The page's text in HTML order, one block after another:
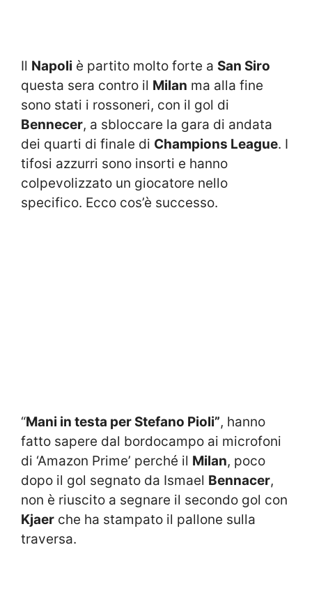
Il Napoli è partito molto forte a San Siro
questa sera contro il Milan ma alla fine
sono stati i rossoneri, con il gol di
Bennecer, a sbloccare la gara di andata
dei quarti di finale di Champions League. I
tifosi azzurri sono insorti e hanno
colpevolizzato un giocatore nello
specifico. Ecco cos’è successo.
“Mani in testa per Stefano Pioli”, hanno
fatto sapere dal bordocampo ai microfoni
di ‘Amazon Prime’ perché il Milan, poco
dopo il gol segnato da Ismael Bennacer,
non è riuscito a segnare il secondo gol con
Kjaer che ha stampato il pallone sulla
traversa.